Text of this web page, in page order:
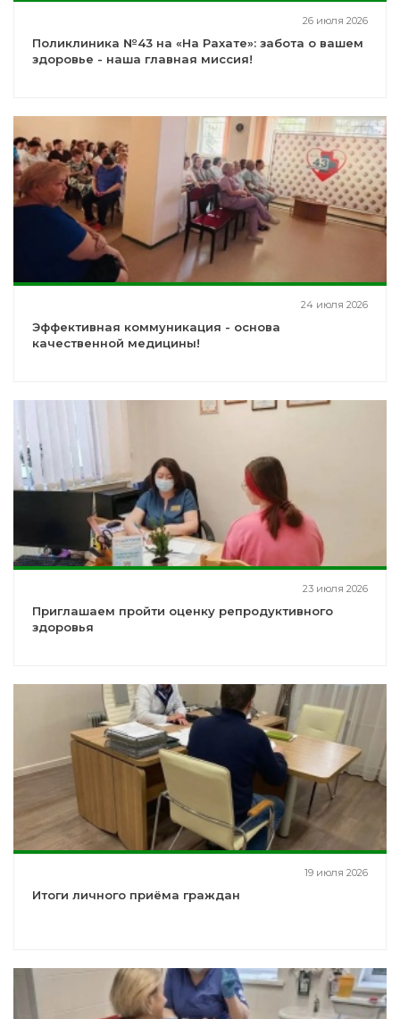
26 июля 2026
Поликлиника №43 на «На Рахате»: забота о вашем
здоровье - наша главная миссия!
24 июля 2026
Эффективная коммуникация - основа
качественной медицины!
23 июля 2026
Приглашаем пройти оценку репродуктивного
здоровья
19 июля 2026
Итоги личного приёма граждан